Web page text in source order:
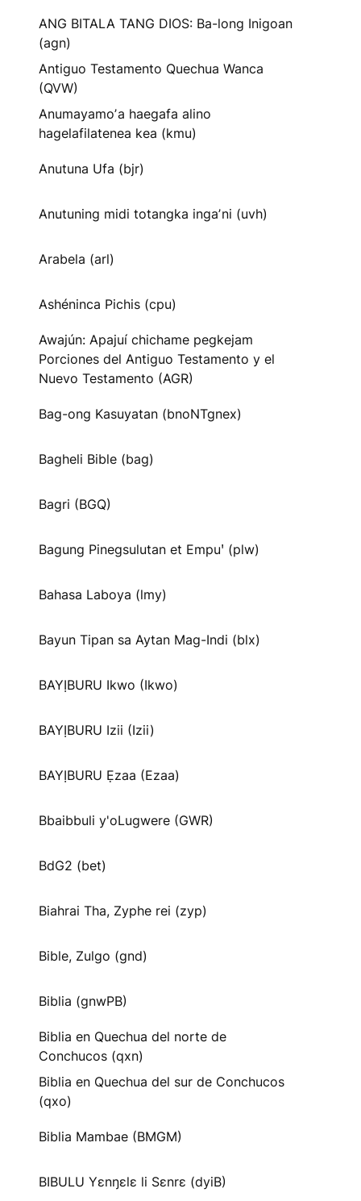
ANG BITALA TANG DIOS: Ba-long Inigoan
(agn)
Antiguo Testamento Quechua Wanca
(QVW)
Anumayamoʼa haegafa alino
hagelafilatenea kea (kmu)
Anutuna Ufa (bjr)
Anutuning midi totangka ingaʼni (uvh)
Arabela (arl)
Ashéninca Pichis (cpu)
Awajún: Apajuí chichame pegkejam
Porciones del Antiguo Testamento y el
Nuevo Testamento (AGR)
Bag-ong Kasuyatan (bnoNTgnex)
Bagheli Bible (bag)
Bagri (BGQ)
Bagung Pinegsulutan et Empuꞌ (plw)
Bahasa Laboya (lmy)
Bayun Tipan sa Aytan Mag-Indi (blx)
BAYỊBURU Ikwo (Ikwo)
BAYỊBURU Izii (Izii)
BAYỊBURU Ẹzaa (Ezaa)
Bbaibbuli y'oLugwere (GWR)
BdG2 (bet)
Biahrai Tha, Zyphe rei (zyp)
Bible, Zulgo (gnd)
Biblia (gnwPB)
Biblia en Quechua del norte de
Conchucos (qxn)
Biblia en Quechua del sur de Conchucos
(qxo)
Biblia Mambae (BMGM)
BIBULU Yɛnŋɛlɛ li Sɛnrɛ (dyiB)